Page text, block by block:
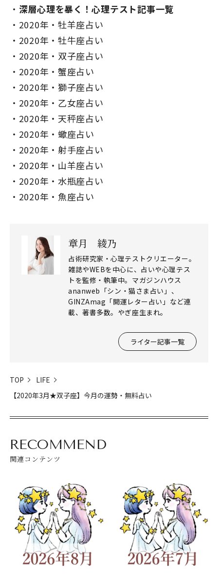
深層心理を暴く！心理テスト記事一覧
2020年・牡羊座占い
2020年・牡牛座占い
2020年・双子座占い
2020年・蟹座占い
2020年・獅子座占い
2020年・乙女座占い
2020年・天秤座占い
2020年・蠍座占い
2020年・射手座占い
2020年・山羊座占い
2020年・水瓶座占い
2020年・魚座占い
章月 綾乃
占術研究家・心理テストクリエーター。
雑誌やWEBを中心に、占いや心理テス
トを監修・執筆中。マガジンハウス
ananweb「シン・猫さま占い」、
GINZAmag「開運レター占い」など連
載、著書多数。やぎ座生まれ。
ライター記事一覧
TOP
LIFE
【2020年3月★双子座】今月の運勢・無料占い
RECOMMEND
関連コンテンツ